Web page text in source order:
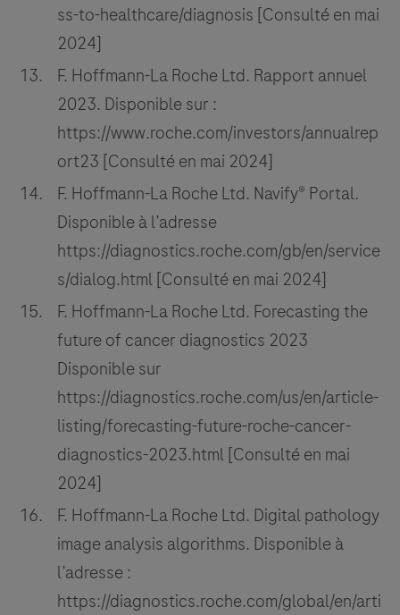
ss-to-healthcare/diagnosis [Consulté en mai
2024]
F. Hoffmann-La Roche Ltd. Rapport annuel
2023. Disponible sur :
https://www.roche.com/investors/annualrep
ort23 [Consulté en mai 2024]
F. Hoffmann-La Roche Ltd. Navify® Portal.
Disponible à l’adresse
https://diagnostics.roche.com/gb/en/service
s/dialog.html [Consulté en mai 2024]
F. Hoffmann-La Roche Ltd. Forecasting the
future of cancer diagnostics 2023
Disponible sur
https://diagnostics.roche.com/us/en/article-
listing/forecasting-future-roche-cancer-
diagnostics-2023.html [Consulté en mai
2024]
F. Hoffmann-La Roche Ltd. Digital pathology
image analysis algorithms. Disponible à
l’adresse :
https://diagnostics.roche.com/global/en/arti